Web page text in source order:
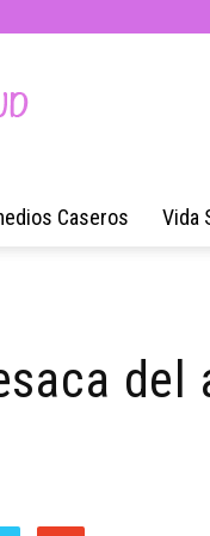
Caseros Vida
del